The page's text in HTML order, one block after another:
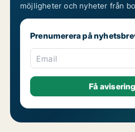
möjligheter och nyheter från
Prenumerera på
Email